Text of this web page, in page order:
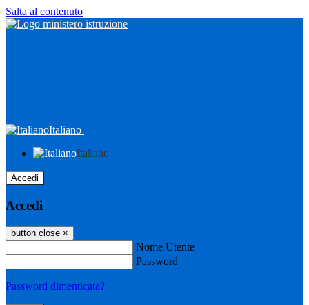
Salta al contenuto
Italiano
Italiano
Accedi
Accedi
button close ×
Nome Utente
Password
Password dimenticata?